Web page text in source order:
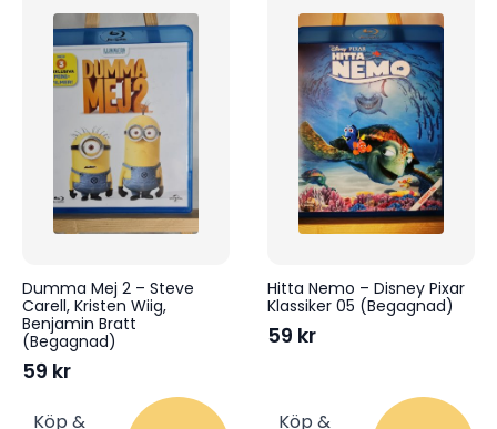
Dumma Mej 2 – Steve
Carell, Kristen Wiig,
Benjamin Bratt
(Begagnad)
59 kr
Köp &
Hitta Nemo – Disney Pixar
Klassiker 05 (Begagnad)
59 kr
Köp &